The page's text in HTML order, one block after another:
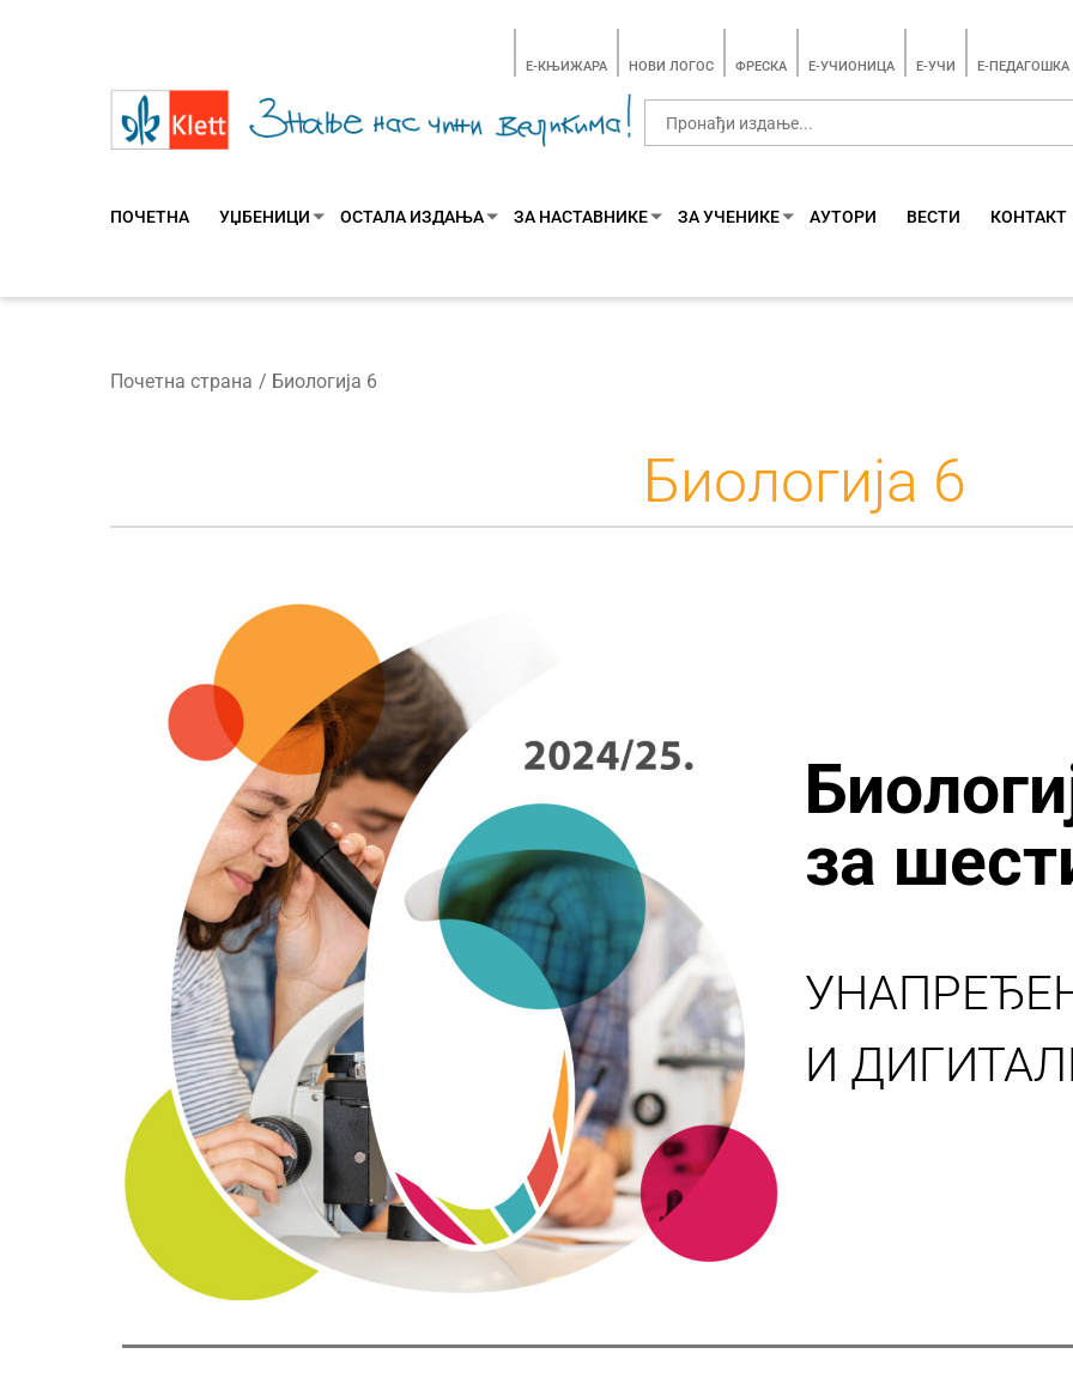
E-КЊИЖАРА НОВИ ЛОГОС ФРЕСКА E-УЧИОНИЦА E-УЧИ Е-ПЕДАГОШКА
ПОЧЕТНА УЏБЕНИЦИ ОСТАЛА ИЗДАЊА ЗА НАСТАВНИКЕ ЗА УЧЕНИКЕ АУТОРИ ВЕСТИ КОНТАКТ
Почетна страна Биологија 6
Биологија 6
за
И